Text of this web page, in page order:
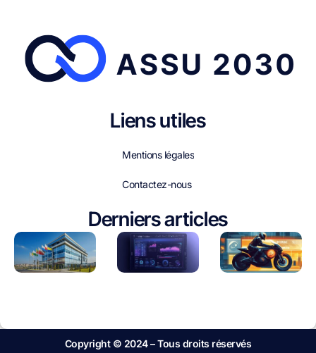
Liens utiles
Mentions légales
Contactez-nous
Derniers articles
Copyright © 2024 – Tous droits réservés